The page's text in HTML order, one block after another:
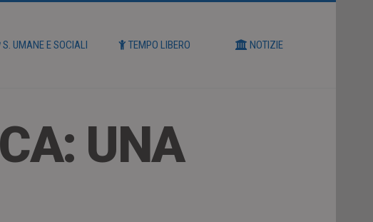
S. UMANE E SOCIALI TEMPO LIBERO NOTIZIE
UNA